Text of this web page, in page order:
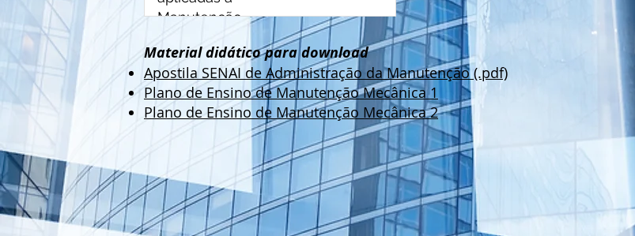
Manutenção
Material didático para download
Apostila SENAI de Administração da Manutenção (.pdf)
Plano de Ensino de Manutenção Mecânica 1
Plano de Ensino de Manutenção Mecânica 2